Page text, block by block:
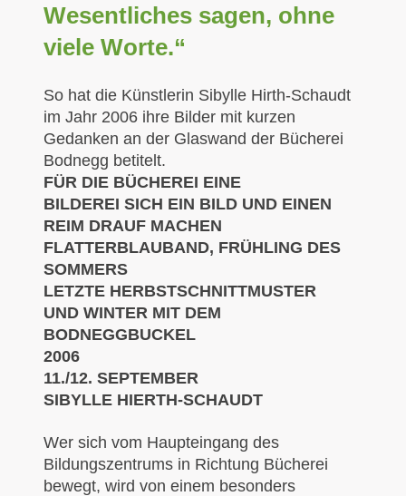
Wesentliches sagen, ohne
viele Worte.“
So hat die Künstlerin Sibylle Hirth-Schaudt
im Jahr 2006 ihre Bilder mit kurzen
Gedanken an der Glaswand der Bücherei
Bodnegg betitelt.
FÜR DIE BÜCHEREI EINE
BILDEREI SICH EIN BILD UND EINEN
REIM DRAUF MACHEN
FLATTERBLAUBAND, FRÜHLING DES
SOMMERS
LETZTE HERBSTSCHNITTMUSTER
UND WINTER MIT DEM
BODNEGGBUCKEL
2006
11./12. SEPTEMBER
SIBYLLE HIERTH-SCHAUDT
Wer sich vom Haupteingang des
Bildungszentrums in Richtung Bücherei
bewegt, wird von einem besonders